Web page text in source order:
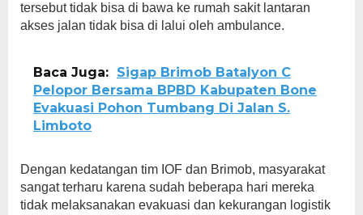
tersebut tidak bisa di bawa ke rumah sakit lantaran
akses jalan tidak bisa di lalui oleh ambulance.
Baca Juga: Sigap Brimob Batalyon C
Pelopor Bersama BPBD Kabupaten Bone
Evakuasi Pohon Tumbang Di Jalan S.
Limboto
Dengan kedatangan tim IOF dan Brimob, masyarakat
sangat terharu karena sudah beberapa hari mereka
tidak melaksanakan evakuasi dan kekurangan logistik